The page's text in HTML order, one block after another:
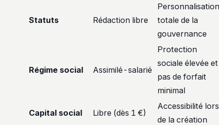
Statuts Rédaction libre
Personnalisation
totale de la
gouvernance
Régime social Assimilé-salarié
Protection
sociale élevée et
pas de forfait
minimal
Capital social Libre (dès 1 €)
Accessibilité lors
de la création